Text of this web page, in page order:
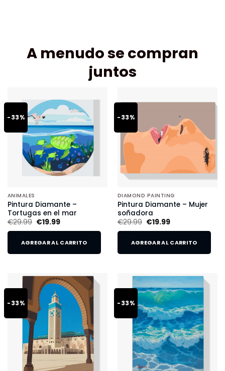
A menudo se compran
juntos
-33%
ANIMALES
Pintura Diamante –
Tortugas en el mar
€29.99 €19.99
AGREGAR AL CARRITO
-33%
DIAMOND PAINTING
Pintura Diamante – Mujer
soñadora
€29.99 €19.99
AGREGAR AL CARRITO
-33% -33%